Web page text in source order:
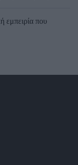
εμπειρία που